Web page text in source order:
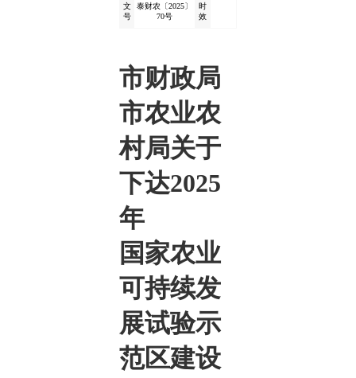
文
号
泰财农〔2025〕
70号
时
效
市财政局
市农业农
村局关于
下达2025
年
国家农业
可持续发
展试验示
范区建设